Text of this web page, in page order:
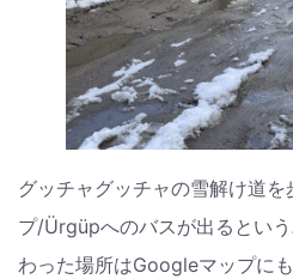
グッチャグッチャの雪解け道
プ/Ürgüpへのバスが出るとい
わった場所はGoogleマップにも